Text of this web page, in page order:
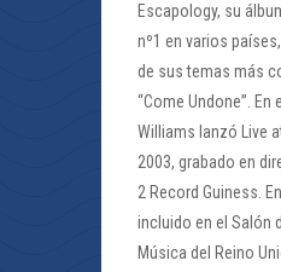
Escapology, su
nº1 en varios
de sus temas más
“Come Undone”. En
Williams lanzó Live
2003, grabado en
2 Record Guiness.
incluido en el Salón
Música del Reino